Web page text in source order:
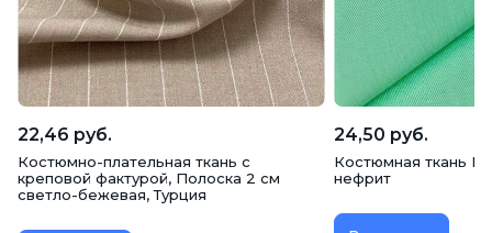
22,46 руб.
Костюмно-плательная ткань с
креповой фактурой, Полоска 2 см
светло-бежевая, Турция
24,50 руб.
Костюмная ткань
нефрит